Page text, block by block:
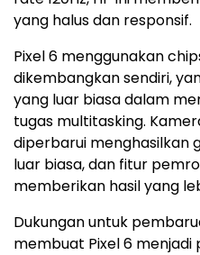
yang halus dan responsif.
Pixel 6 menggunakan
dikembangkan sendiri,
yang luar biasa dalam
tugas multitasking.
diperbarui menghasilkan
luar biasa, dan fitur
memberikan hasil yang
Dukungan untuk
membuat Pixel 6 menjadi